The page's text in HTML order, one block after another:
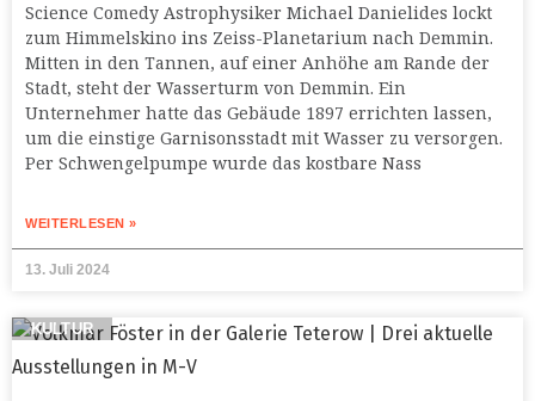
Science Comedy Astrophysiker Michael Danielides lockt
zum Himmelskino ins Zeiss-Planetarium nach Demmin.
Mitten in den Tannen, auf einer Anhöhe am Rande der
Stadt, steht der Wasserturm von Demmin. Ein
Unternehmer hatte das Gebäude 1897 errichten lassen,
um die einstige Garnisonsstadt mit Wasser zu versorgen.
Per Schwengelpumpe wurde das kostbare Nass
WEITERLESEN »
13. Juli 2024
KULTUR